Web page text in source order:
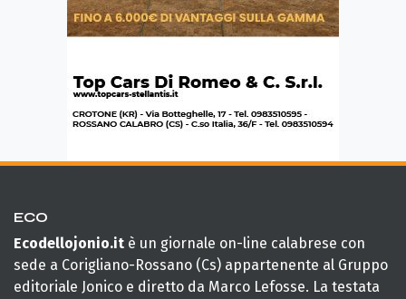
ECO
Ecodellojonio.it è un giornale on-line calabrese con
sede a Corigliano-Rossano (Cs) appartenente al Gruppo
editoriale Jonico e diretto da Marco Lefosse. La testata